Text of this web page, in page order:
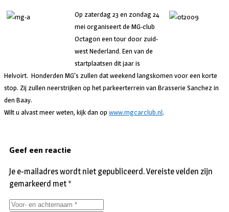
Op zaterdag 23 en zondag 24
mei organiseert de MG-club
Octagon een tour door zuid-
west Nederland. Een van de
startplaatsen dit jaar is
Helvoirt. Honderden MG's zullen dat weekend langskomen voor een korte
stop. Zij zullen neerstrijken op het parkeerterrein van Brasserie Sanchez in
den Baay.
Wilt u alvast meer weten, kijk dan op www.mgcarclub.nl.
Geef een reactie
Je e-mailadres wordt niet gepubliceerd.Vereiste velden zijn
gemarkeerd met *